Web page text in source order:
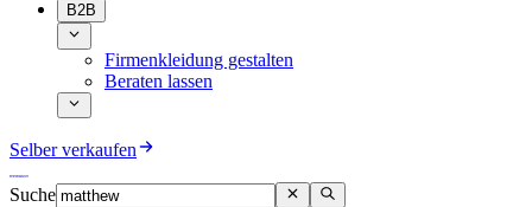
B2B
Firmenkleidung gestalten
Beraten lassen
Selber verkaufen
Suche